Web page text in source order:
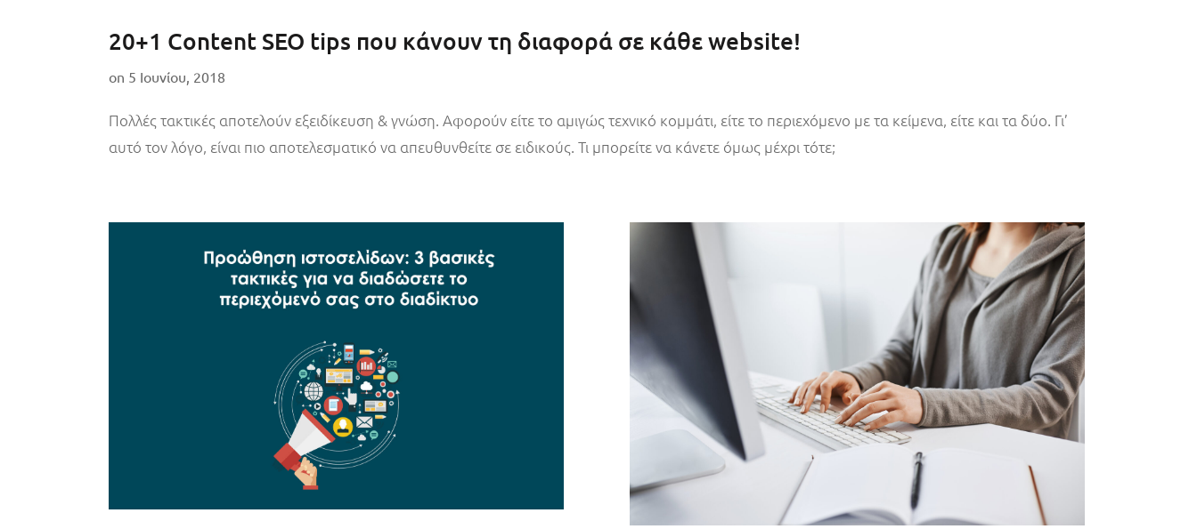
20+1 Content SEO tips που κάνουν τη διαφορά σε κάθε website!
on 5 Ιουνίου, 2018
Πολλές τακτικές αποτελούν εξειδίκευση & γνώση. Αφορούν είτε το αμιγώς τεχνικό κομμάτι, είτε το περιεχόμενο με τα κείμενα, είτε και τα δύο. Γι’
αυτό τον λόγο, είναι πιο αποτελεσματικό να απευθυνθείτε σε ειδικούς. Τι μπορείτε να κάνετε όμως μέχρι τότε;